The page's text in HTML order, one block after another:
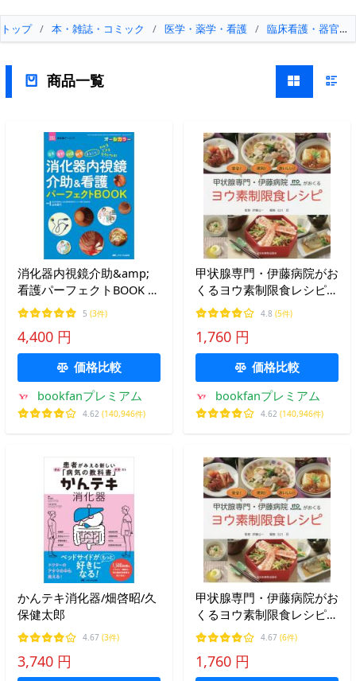
トップ / 本・雑誌・コミック / 医学・薬学・看護 / 臨床看護・器官系
商品一覧
消化器内視鏡介助&amp;
看護パーフェクトBOOK 器
具、薬剤、前処置、観察ま
るごと!わかる・できる・
ラクになる! オールカラー/
山本夏代
5 (3件)
4,400 円
価格比較
bookfanプレミアム
4.62 (140,946件)
甲状腺専門・伊藤病院がお
くるヨウ素制限食レシピ
安全!便利!おいしい!/伊藤
公一/北川亘
4.8 (5件)
1,760 円
価格比較
bookfanプレミアム
4.62 (140,946件)
かんテキ消化器/畑啓昭/久
保健太郎
4.67 (3件)
3,740 円
甲状腺専門・伊藤病院がお
くるヨウ素制限食レシピ
安全!便利!おいしい!/伊藤
公一/北川亘
4.67 (6件)
1,760 円